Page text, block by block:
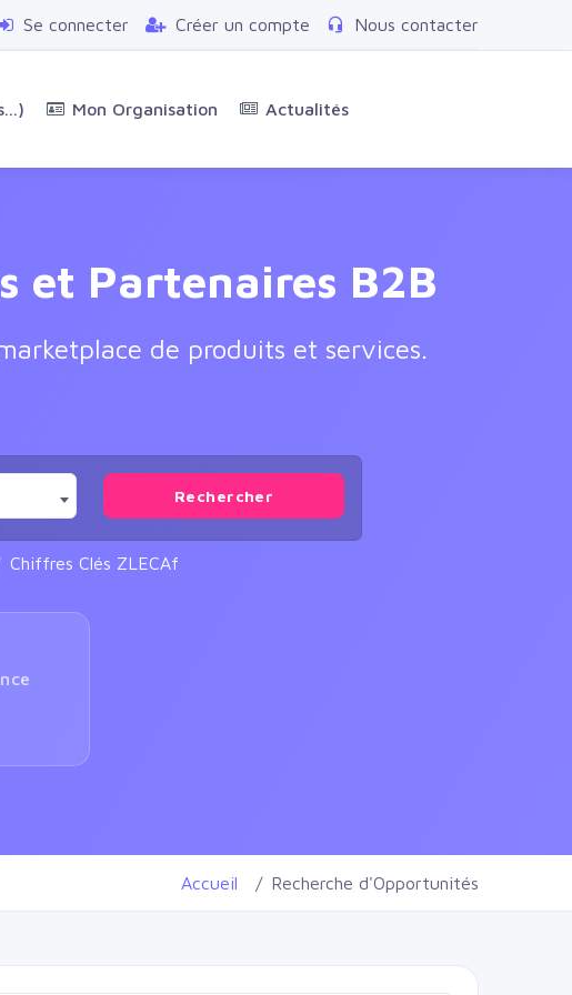
Se connecter Créer un compte Nous contacter
Mon Organisation Actualités
et Partenaires B2B
de produits et services.
Rechercher
Chiffres Clés ZLECAf
Accueil Recherche d'Opportunités